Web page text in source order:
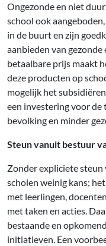
Ongezonde en niet
school ook
in de buurt en zijn
aanbieden van
betaalbare prijs maakt
deze producten op
mogelijk het
een investering voor de
bevolking en minder
Steun vanuit bestuur
Zonder expliciete
scholen weinig kans;
met leerlingen,
met taken en acties.
bestaande en
initiatieven. Een